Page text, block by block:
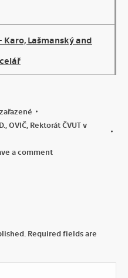
Karo, Lašmanský and
OVIČ, Rektorát ČVUT v
a comment
Required fields are